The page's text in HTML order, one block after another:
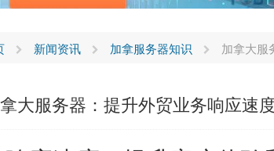
新闻资讯 加拿服务器知识 加拿大服
大服务器：提升外贸业务响应速